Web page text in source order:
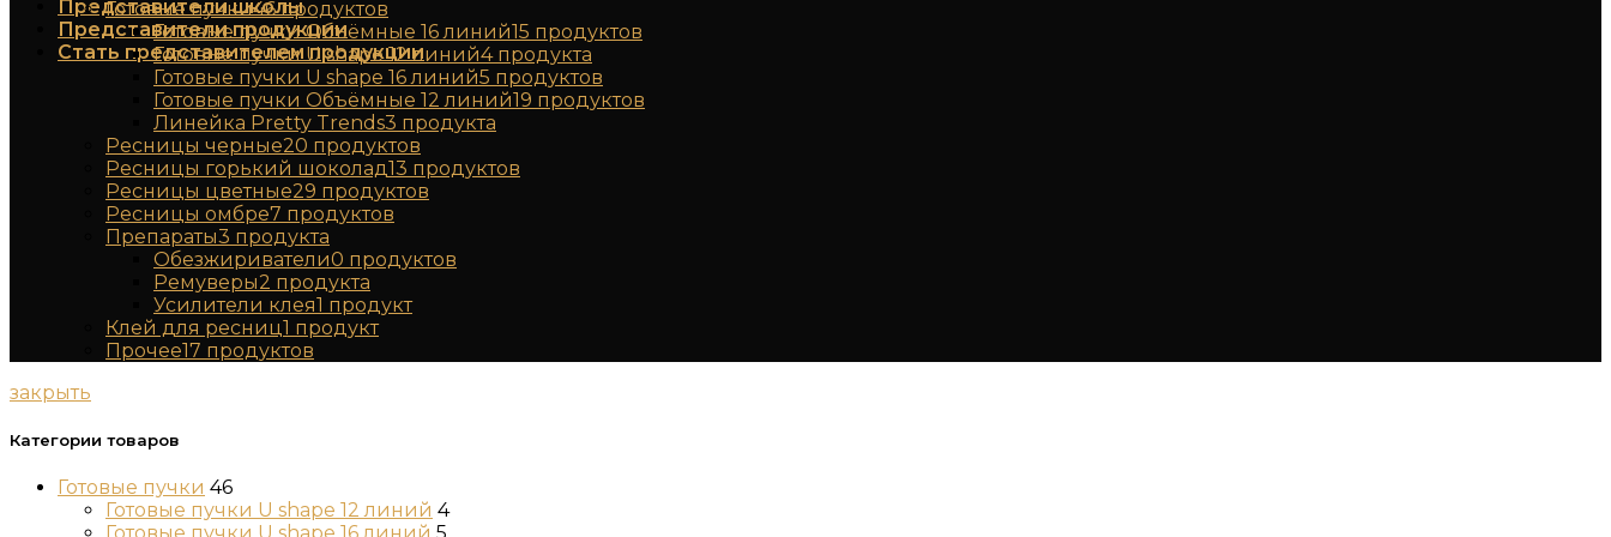
Представители школы
Представители продукции
Стать представителем продукции
Готовые пучки46 продуктов
Готовые пучки Объёмные 16 линий15 продуктов
Готовые пучки U shape 12 линий4 продукта
Готовые пучки U shape 16 линий5 продуктов
Готовые пучки Объёмные 12 линий19 продуктов
Линейка Pretty Trends3 продукта
Ресницы черные20 продуктов
Ресницы горький шоколад13 продуктов
Ресницы цветные29 продуктов
Ресницы омбре7 продуктов
Препараты3 продукта
Обезжириватели0 продуктов
Ремуверы2 продукта
Усилители клея1 продукт
Клей для ресниц1 продукт
Прочее17 продуктов
закрыть
Категории товаров
Готовые пучки 46
Готовые пучки U shape 12 линий 4